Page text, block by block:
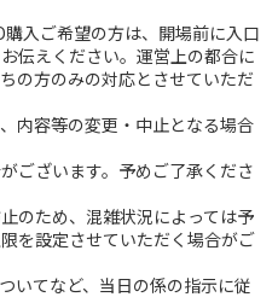
入ご希望の方は、開場前に入口
伝えください。運営上の都合に
の方のみの対応とさせていただ
内容等の変更・中止となる場合
ございます。予めご了承くださ
のため、混雑状況によっては予
を設定させていただく場合がご
いてなど、当日の係の指示に従